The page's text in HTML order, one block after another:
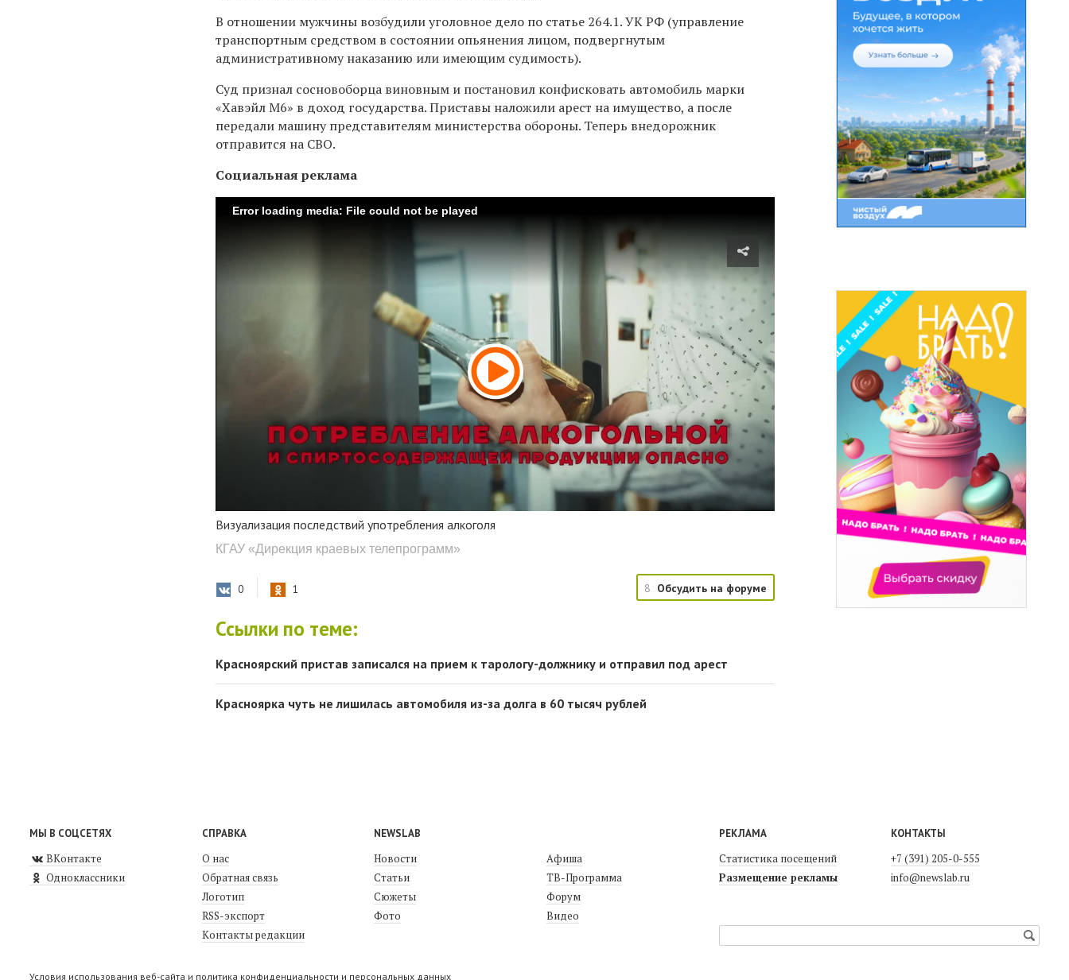
В отношении мужчины возбудили уголовное дело по статье 264.1. УК РФ (управление
транспортным средством в состоянии опьянения лицом, подвергнутым
административному наказанию или имеющим судимость).
Суд признал сосновоборца виновным и постановил конфисковать автомобиль марки
«Хавэйл M6» в доход государства. Приставы наложили арест на имущество, а после
передали машину представителям министерства обороны. Теперь внедорожник
отправится на СВО.
Социальная реклама
Error loading media: File could not be played
Визуализация последствий употребления алкоголя
КГАУ «Дирекция краевых телепрограмм»
0 1 8 Обсудить на форуме
Ссылки по теме:
Красноярский пристав записался на прием к тарологу-должнику и отправил под арест
Красноярка чуть не лишилась автомобиля из-за долга в 60 тысяч рублей
МЫ В СОЦСЕТЯХ
ВКонтакте
Одноклассники
СПРАВКА
О нас
Обратная связь
Логотип
RSS-экспорт
Контакты редакции
NEWSLAB
Новости
Статьи
Сюжеты
Фото
Афиша
ТВ-Программа
Форум
Видео
РЕКЛАМА
Статистика посещений
Размещение рекламы
КОНТАКТЫ
+7 (391) 205-0-555
info@newslab.ru
Условия использования веб-сайта и политика конфиденциальности и персональных данных